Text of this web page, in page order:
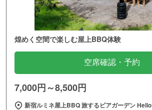
煌めく空間で楽しむ屋上BBQ体験
空席確認・予約
7,000円～8,500円
新宿ルミネ屋上BBQ 旅するビアガーデン Hello